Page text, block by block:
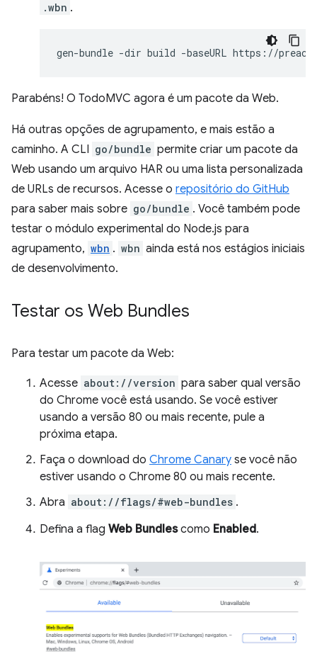
.wbn .
gen-bundle -dir build -baseURL https://preact-
Parabéns! O TodoMVC agora é um pacote da Web.
Há outras opções de agrupamento, e mais estão a
caminho. A CLI go/bundle permite criar um pacote da
Web usando um arquivo HAR ou uma lista personalizada
de URLs de recursos. Acesse o repositório do GitHub
para saber mais sobre go/bundle . Você também pode
testar o módulo experimental do Node.js para
agrupamento, wbn . wbn ainda está nos estágios iniciais
de desenvolvimento.
Testar os Web Bundles
Para testar um pacote da Web:
Acesse about://version para saber qual versão
do Chrome você está usando. Se você estiver
usando a versão 80 ou mais recente, pule a
próxima etapa.
Faça o download do Chrome Canary se você não
estiver usando o Chrome 80 ou mais recente.
Abra about://flags/#web-bundles .
Defina a flag Web Bundlescomo Enabled.